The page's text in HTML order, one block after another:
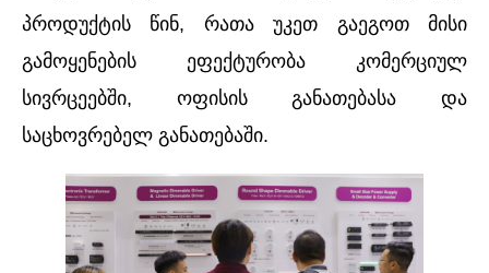
პროდუქტის წინ, რათა უკეთ გაეგოთ მისი
გამოყენების ეფექტურობა კომერციულ
სივრცეებში, ოფისის განათებასა და
საცხოვრებელ განათებაში.